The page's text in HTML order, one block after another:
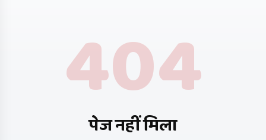
404
पेज नहीं मिला